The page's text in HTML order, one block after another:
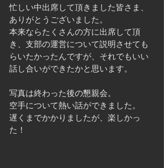
忙しい中出席して頂きました皆さま、
ありがとうございました。
本来ならたくさんの方に出席して頂
き、支部の運営について説明させても
らいたかったんですが、それでもいい
話し合いができたかと思います。
写真は終わった後の懇親会。
空手について熱い話ができました。
遅くまでかかりましたが、楽しかっ
た！